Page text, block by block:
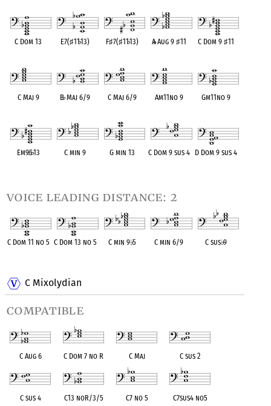
C Mixolydian
compatible
C Aug 6 C Dom 7 no R C Maj C sus 2
C sus 4 C13 noR/3/5 C7 no 5 C7sus4 no5
C Dom 13 E7(♯11♭13) F♯7(♯11♭13) A♭Aug 9♯11 C Dom 9 ♯11
C Maj 9 B♭Maj 6/9 C Maj 6/9 Am11no 9 Gm11no 9
Em9♭5♭13 C min 9 G min 13 C Dom 9 sus 4 D Dom 9 sus 4
voice leading distance: 2
C Dom 11 no 5 C Dom 13 no 5 C min 9♭5 C min 6/9 C sus♭9